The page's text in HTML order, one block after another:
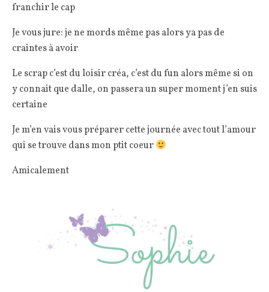
franchir le cap
Je vous jure: je ne mords même pas alors ya pas de
craintes à avoir
Le scrap c’est du loisir créa, c’est du fun alors même si on
y connait que dalle, on passera un super moment j’en suis
certaine
Je m’en vais vous préparer cette journée avec tout l’amour
qui se trouve dans mon ptit coeur
Amicalement